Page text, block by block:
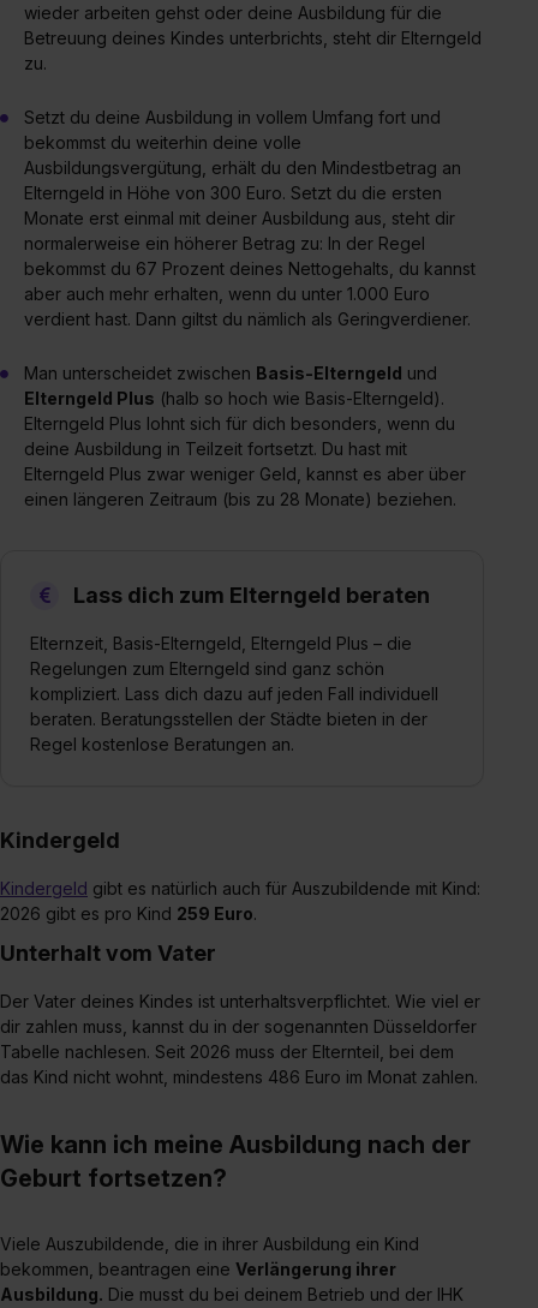
wieder arbeiten gehst oder deine Ausbildung für die
Betreuung deines Kindes unterbrichts, steht dir Elterngeld
zu.
Setzt du deine Ausbildung in vollem Umfang fort und
bekommst du weiterhin deine volle
Ausbildungsvergütung, erhält du den Mindestbetrag an
Elterngeld in Höhe von 300 Euro. Setzt du die ersten
Monate erst einmal mit deiner Ausbildung aus, steht dir
normalerweise ein höherer Betrag zu: In der Regel
bekommst du 67 Prozent deines Nettogehalts, du kannst
aber auch mehr erhalten, wenn du unter 1.000 Euro
verdient hast. Dann giltst du nämlich als Geringverdiener.
Man unterscheidet zwischen Basis-Elterngeld und
Elterngeld Plus (halb so hoch wie Basis-Elterngeld).
Elterngeld Plus lohnt sich für dich besonders, wenn du
deine Ausbildung in Teilzeit fortsetzt. Du hast mit
Elterngeld Plus zwar weniger Geld, kannst es aber über
einen längeren Zeitraum (bis zu 28 Monate) beziehen.
Lass dich zum Elterngeld beraten
Elternzeit, Basis-Elterngeld, Elterngeld Plus – die
Regelungen zum Elterngeld sind ganz schön
kompliziert. Lass dich dazu auf jeden Fall individuell
beraten. Beratungsstellen der Städte bieten in der
Regel kostenlose Beratungen an.
Kindergeld
Kindergeld gibt es natürlich auch für Auszubildende mit Kind:
2026 gibt es pro Kind 259 Euro.
Unterhalt vom Vater
Der Vater deines Kindes ist unterhaltsverpflichtet. Wie viel er
dir zahlen muss, kannst du in der sogenannten Düsseldorfer
Tabelle nachlesen. Seit 2026 muss der Elternteil, bei dem
das Kind nicht wohnt, mindestens 486 Euro im Monat zahlen.
Wie kann ich meine Ausbildung nach der
Geburt fortsetzen?
Viele Auszubildende, die in ihrer Ausbildung ein Kind
bekommen, beantragen eine Verlängerung ihrer
Ausbildung. Die musst du bei deinem Betrieb und der IHK